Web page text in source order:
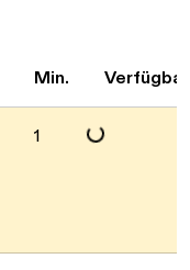
Min.
1 Daten werden